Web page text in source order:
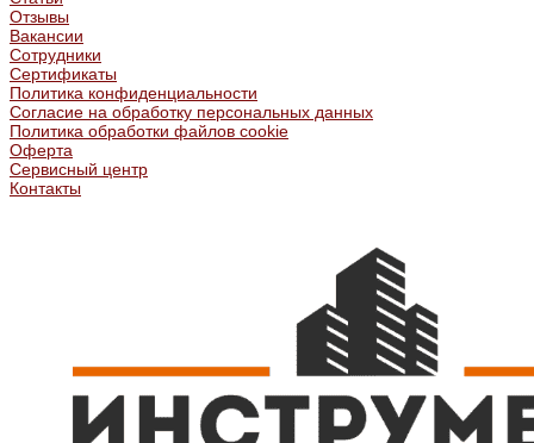
Отзывы
Вакансии
Сотрудники
Сертификаты
Политика конфиденциальности
Согласие на обработку персональных данных
Политика обработки файлов cookie
Оферта
Сервисный центр
Контакты